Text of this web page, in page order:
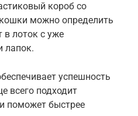
короб со
можно определить
лоток с уже
лапок.
успешность
всего подходит
поможет быстрее